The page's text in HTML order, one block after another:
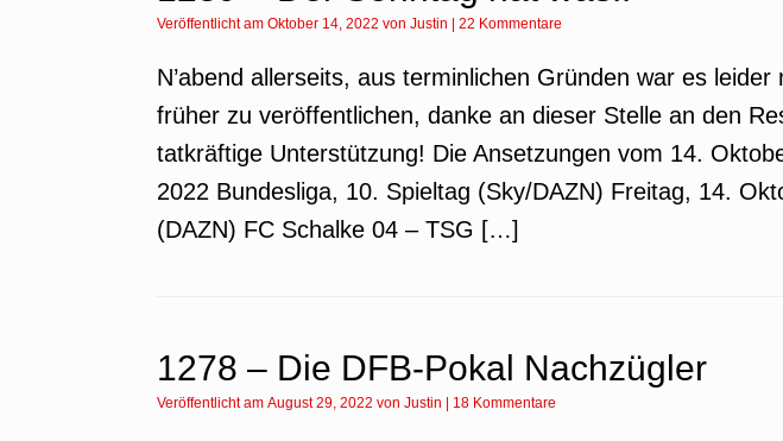
Veröffentlicht am Oktober 14, 2022 von Justin 22 Kommentare
N’abend allerseits, aus terminlichen Gründen war es
früher zu veröffentlichen, danke an dieser Stelle an den
tatkräftige Unterstützung! Die Ansetzungen vom 14.
2022 Bundesliga, 10. Spieltag (Sky/DAZN) Freitag, 14.
(DAZN) FC Schalke 04 – TSG […]
1278 – Die DFB-Pokal Nachzügler
Veröffentlicht am August 29, 2022 von Justin 18 Kommentare